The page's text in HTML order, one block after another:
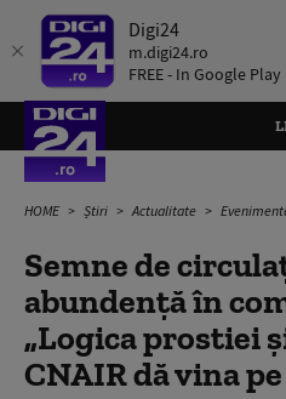
Digi24
m.digi24.ro
FREE - In Google Play
HOME Știri Actualitate
Semne de
abundență în
„Logica prostiei
CNAIR dă vina